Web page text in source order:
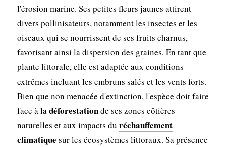
l'érosion marine. Ses petites fleurs jaunes attirent
divers pollinisateurs, notamment les insectes et les
oiseaux qui se nourrissent de ses fruits charnus,
favorisant ainsi la dispersion des graines. En tant que
plante littorale, elle est adaptée aux conditions
extrêmes incluant les embruns salés et les vents forts.
Bien que non menacée d'extinction, l'espèce doit faire
face à ladéforestationde ses zones côtières
naturelles et aux impacts du réchauffement
climatique sur les écosystèmes littoraux. Sa présence